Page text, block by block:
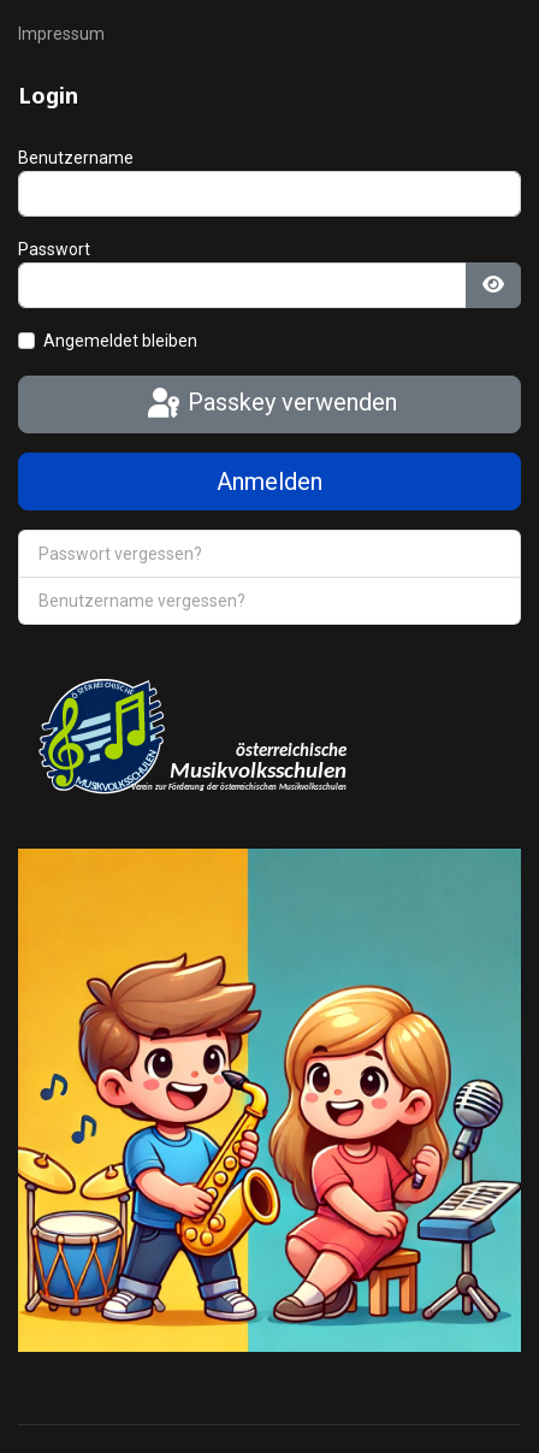
Impressum
Login
Benutzername
Passwort
Angemeldet bleiben
Passkey verwenden
Anmelden
Passwort vergessen?
Benutzername vergessen?